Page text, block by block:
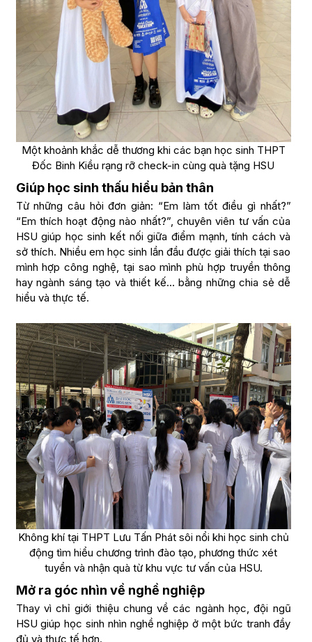
Một khoảnh khắc dễ thương khi các bạn học sinh THPT
Đốc Binh Kiều rạng rỡ check-in cùng quà tặng HSU
Giúp học sinh thấu hiểu bản thân
Từ những câu hỏi đơn giản: “Em làm tốt điều gì nhất?”
“Em thích hoạt động nào nhất?”, chuyên viên tư vấn của
HSU giúp học sinh kết nối giữa điểm mạnh, tính cách và
sở thích. Nhiều em học sinh lần đầu được giải thích tại sao
mình hợp công nghệ, tại sao mình phù hợp truyền thông
hay ngành sáng tạo và thiết kế… bằng những chia sẻ dễ
hiểu và thực tế.
Không khí tại THPT Lưu Tấn Phát sôi nổi khi học sinh chủ
động tìm hiểu chương trình đào tạo, phương thức xét
tuyển và nhận quà từ khu vực tư vấn của HSU.
Mở ra góc nhìn về nghề nghiệp
Thay vì chỉ giới thiệu chung về các ngành học, đội ngũ
HSU giúp học sinh nhìn nghề nghiệp ở một bức tranh đầy
đủ và thực tế hơn.